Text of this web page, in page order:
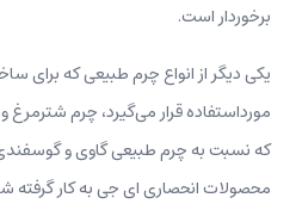
برخوردار است.
یکی دیگر از انواع چرم طبیعی که برای
مورداستفاده قرار می‌گیرد، چرم
محصولات انحصاری ای جی به کار گرفته